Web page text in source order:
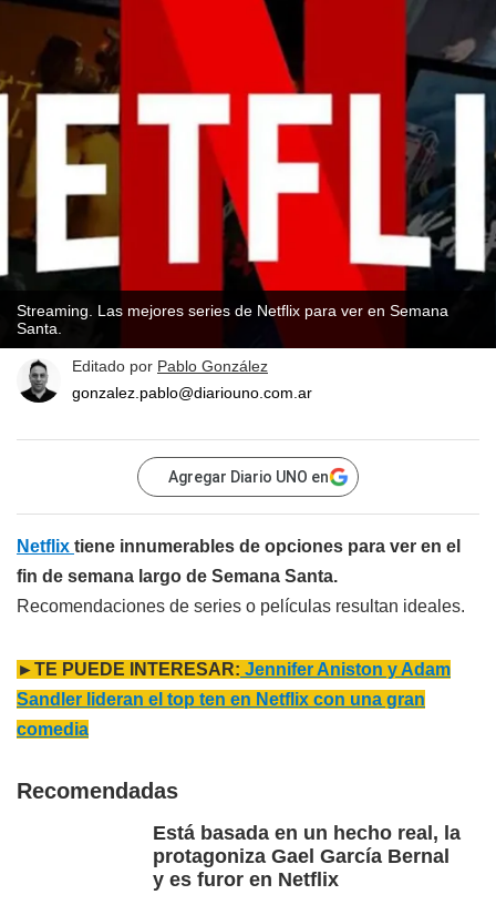
Streaming. Las mejores series de Netflix para ver en Semana
Santa.
Editado por Pablo González
gonzalez.pablo@diariouno.com.ar
Agregar Diario UNO en
Netflix tiene innumerables de opciones para ver en el
fin de semana largo de Semana Santa.
Recomendaciones de series o películas resultan ideales.
►TE PUEDE INTERESAR: Jennifer Aniston y Adam
Sandler lideran el top ten en Netflix con una gran
comedia
Recomendadas
Está basada en un hecho real, la
protagoniza Gael García Bernal
y es furor en Netflix